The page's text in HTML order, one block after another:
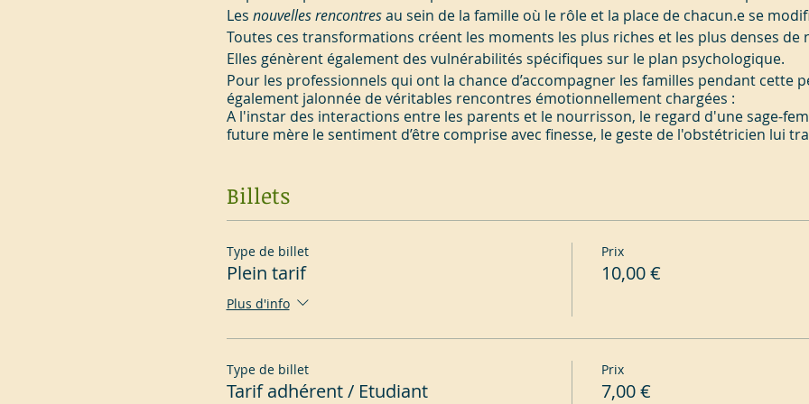
Les nouvelles rencontresau sein de la famille où le rôle et la place de chacun.e se
Toutes ces transformations créent les moments les plus riches et les plus denses de
Elles génèrent également des vulnérabilités spécifiques sur le plan psychologique.
Pour les professionnels qui ont la chance d’accompagner les familles pendant cette
également jalonnée de véritables rencontres émotionnellement chargées :
A l'instar des interactions entre les parents et le nourrisson, le regard d'une sage-
future mère le sentiment d’être comprise avec finesse, le geste de l'obstétricien lui
Il n'est pas difficile de repérer l'importance de ces interactions non verbales, ni de
prononcée par le professionnel lorsque la tonalité en est finement adaptée aux
père.
En cas de vulnérabilités psychiques chez les futurs parents, des ajustements
réalisésde manière intuitive
par des professionnels non psy attentionnés. Mais, ne
profondeur les mécanismes de ces interactions afin de renforcer
surtout en cas de vulnérabilité psychique ? Ne peut-on pas, de manière
insaisissables qui vont pourtant déterminer de manière vitale l'issue de nos
Notre présentation sera une invitation à explorer ces dynamiques, à travers des
des mises en voix et des mises en phrases.
Billets
Type de billet
Plein tarif
Plus d'info
Prix
10,00 €
Type de billet
Tarif adhérent / Etudiant
Prix
7,00 €